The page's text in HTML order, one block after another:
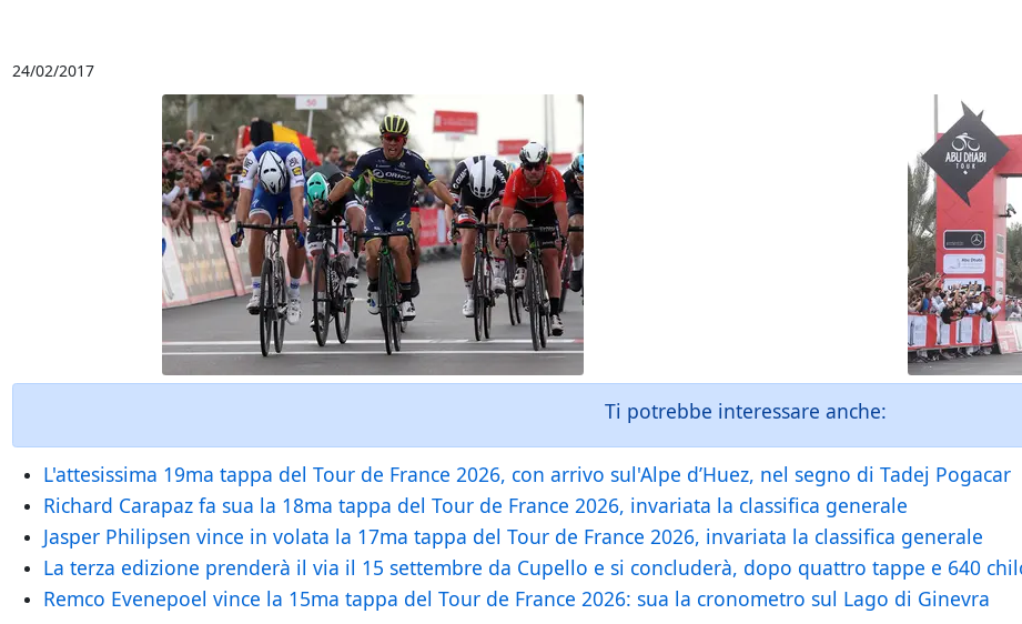
24/02/2017
Ti potrebbe interessare anche:
L'attesissima 19ma tappa del Tour de France 2026, con arrivo sul'Alpe d’Huez, nel segno di Tadej Pogacar
Richard Carapaz fa sua la 18ma tappa del Tour de France 2026, invariata la classifica generale
Jasper Philipsen vince in volata la 17ma tappa del Tour de France 2026, invariata la classifica generale
La terza edizione prenderà il via il 15 settembre da Cupello e si concluderà, dopo quattro tappe e 640
Remco Evenepoel vince la 15ma tappa del Tour de France 2026: sua la cronometro sul Lago di Ginevra